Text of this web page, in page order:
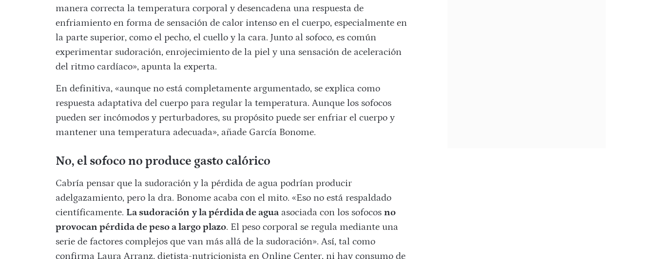
manera correcta la temperatura corporal y desencadena una respuesta de
enfriamiento en forma de sensación de calor intenso en el cuerpo, especialmente en
la parte superior, como el pecho, el cuello y la cara. Junto al sofoco, es común
experimentar sudoración, enrojecimiento de la piel y una sensación de aceleración
del ritmo cardíaco», apunta la experta.
En definitiva, «aunque no está completamente argumentado, se explica como
respuesta adaptativa del cuerpo para regular la temperatura. Aunque los sofocos
pueden ser incómodos y perturbadores, su propósito puede ser enfriar el cuerpo y
mantener una temperatura adecuada», añade García Bonome.
No, el sofoco no produce gasto calórico
Cabría pensar que la sudoración y la pérdida de agua podrían producir
adelgazamiento, pero la dra. Bonome acaba con el mito. «Eso no está respaldado
científicamente. La sudoración y la pérdida de aguaasociada con los sofocos no
provocan pérdida de peso a largo plazo. El peso corporal se regula mediante una
serie de factores complejos que van más allá de la sudoración». Así, tal como
confirma Laura Arranz, dietista-nutricionista en Online Center, ni hay consumo de